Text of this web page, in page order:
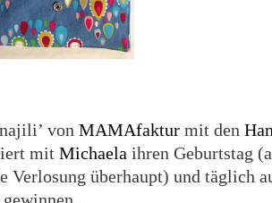
vonMAMAfaktur mit den
mitMichaela ihren Geburtstag
Verlosung überhaupt) und täglich